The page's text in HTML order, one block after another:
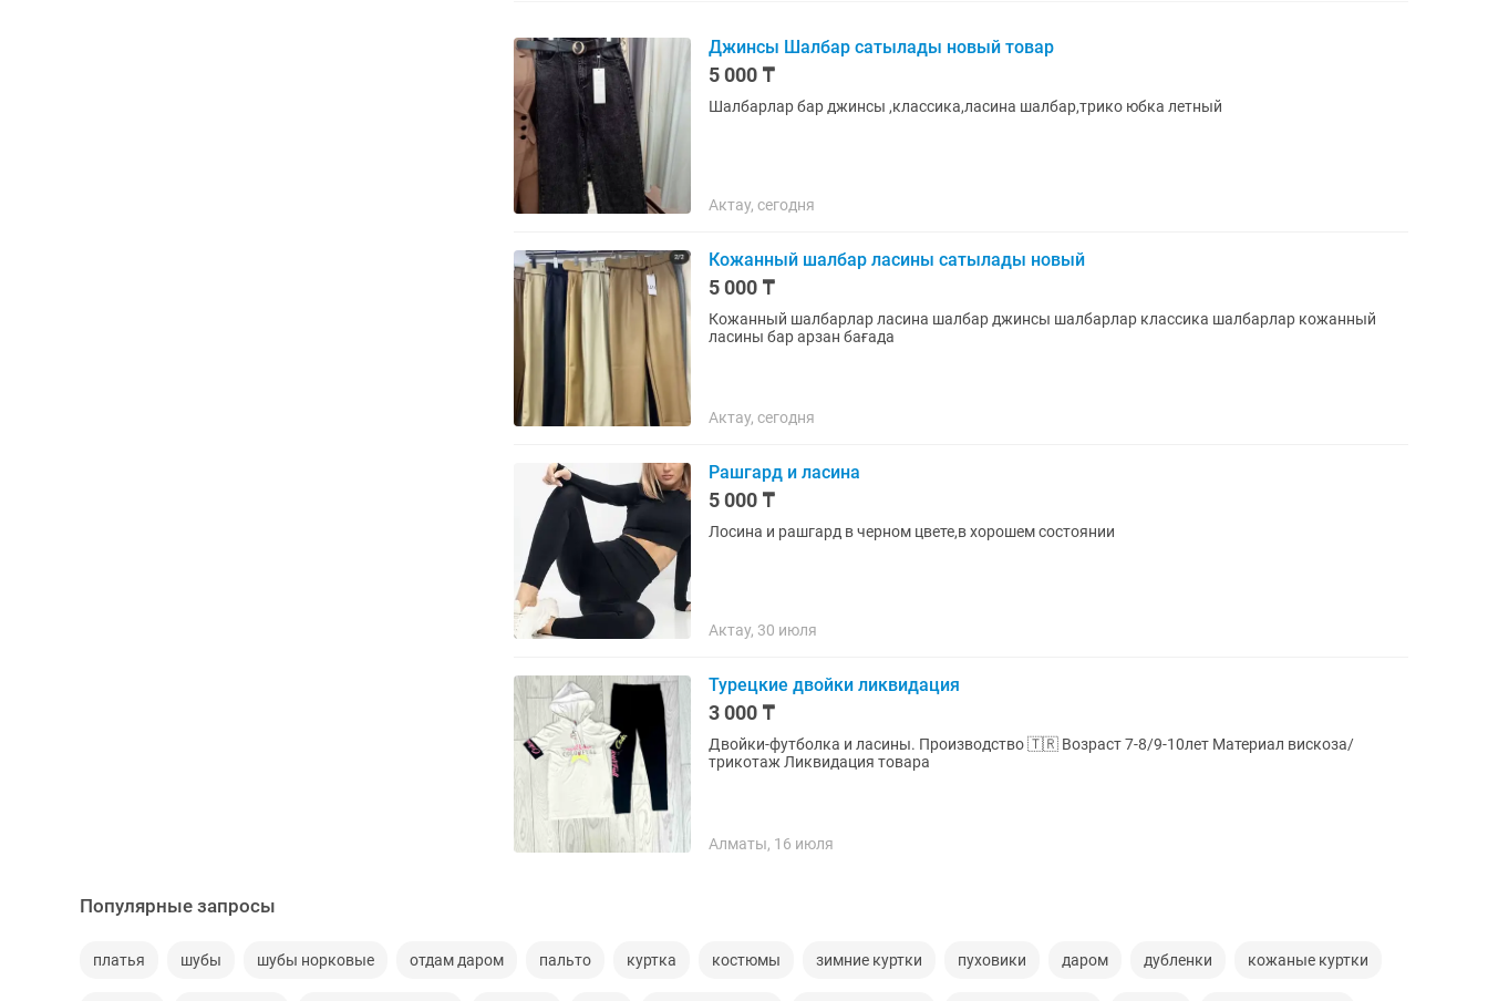
Джинсы Шалбар сатылады новый товар
5 000 ₸
Шалбарлар бар джинсы ,классика,ласина шалбар,трико юбка летный
Актау, сегодня
Кожанный шалбар ласины сатылады новый
5 000 ₸
Кожанный шалбарлар ласина шалбар джинсы шалбарлар классика шалбарлар кожанный
ласины бар арзан бағада
Актау, сегодня
Рашгард и ласина
5 000 ₸
Лосина и рашгард в черном цвете,в хорошем состоянии
Актау, 30 июля
Турецкие двойки ликвидация
3 000 ₸
Двойки-футболка и ласины. Производство 🇹🇷 Возраст 7-8/9-10лет Материал вискоза/
трикотаж Ликвидация товара
Алматы, 16 июля
Популярные запросы
платья шубы шубы норковые отдам даром пальто куртка костюмы зимние куртки пуховики даром дубленки кожаные куртки